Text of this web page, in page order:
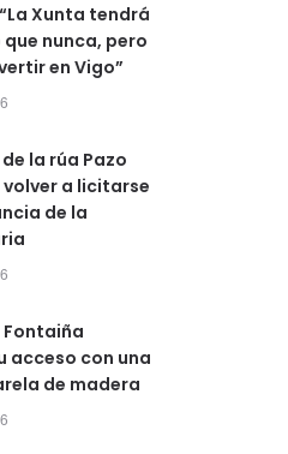
Xunta tendrá
nunca, pero
en Vigo”
la rúa Pazo
a licitarse
de la
Fontaiña
acceso con una
de madera